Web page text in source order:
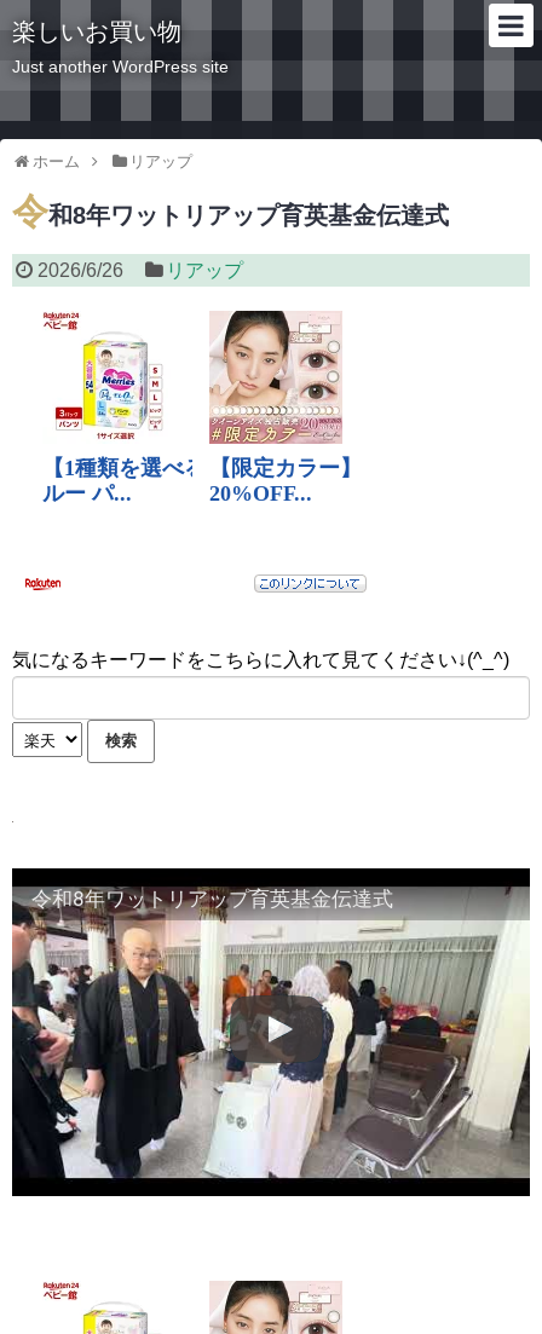
楽しいお買い物
Just another WordPress site
ホーム リアップ
令和8年ワットリアップ育英基金伝達式
2026/6/26 リアップ
気になるキーワードをこちらに入れて見てください↓(^_^)
令和8年ワットリアップ育英基金伝達式